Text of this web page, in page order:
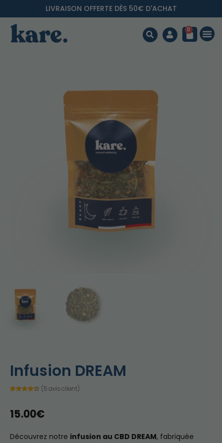
LIVRAISON OFFERTE DÈS 50€ D'ACHAT
0
Infusion DREAM
notations
client
(5avis client)
15.00€
Découvrez notre infusion au CBD DREAM, fabriquée